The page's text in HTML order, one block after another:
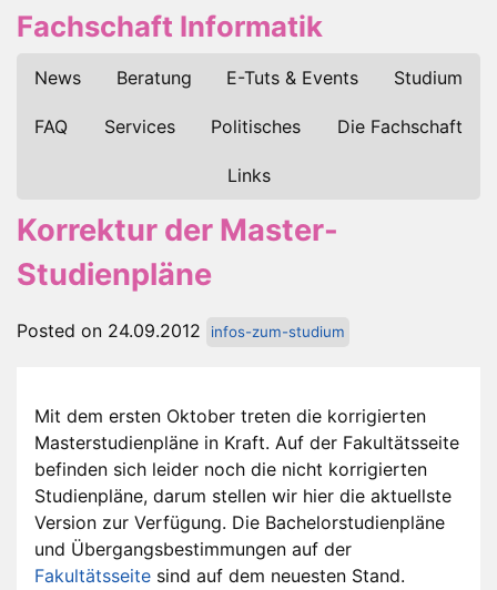
Fachschaft Informatik
News Beratung E-Tuts & Events Studium
FAQ Services Politisches Die Fachschaft
Links
Korrektur der Master-
Studienpläne
Posted on 24.09.2012 infos-zum-studium
Mit dem ersten Oktober treten die korrigierten
Masterstudienpläne in Kraft. Auf der Fakultätsseite
befinden sich leider noch die nicht korrigierten
Studienpläne, darum stellen wir hier die aktuellste
Version zur Verfügung. Die Bachelorstudienpläne
und Übergangsbestimmungen auf der
Fakultätsseite sind auf dem neuesten Stand.